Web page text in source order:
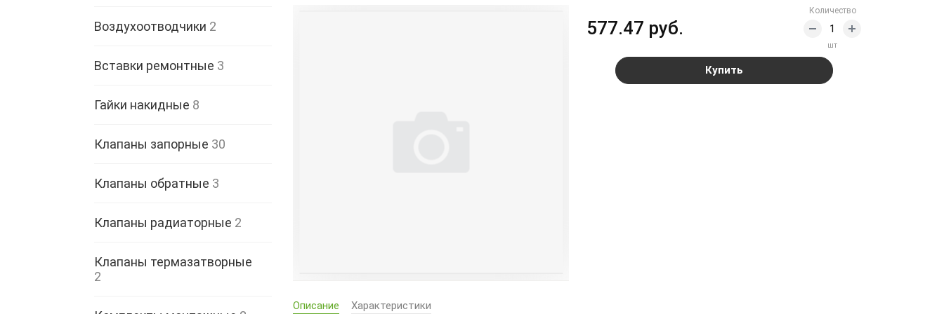
Воздухоотводчики 2
Вставки ремонтные 3
Гайки накидные 8
Клапаны запорные 30
Клапаны обратные 3
Клапаны радиаторные 2
Клапаны термазатворные
2
577.47 руб.
Количество
шт
Купить
Описание Характеристики